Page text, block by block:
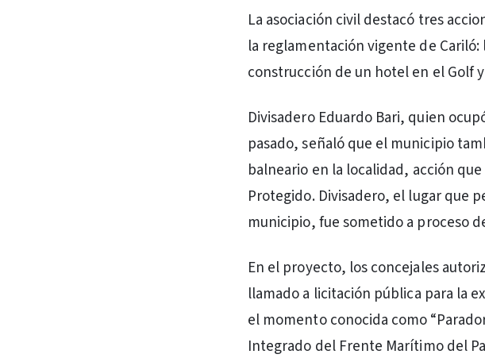
La asociación civil destacó tres
la reglamentación vigente de
construcción de un hotel en el Golf
Divisadero Eduardo Bari, quien
pasado, señaló que el municipio
balneario en la localidad, acción
Protegido. Divisadero, el lugar que
municipio, fue sometido a proceso
En el proyecto, los concejales
llamado a licitación pública para la
el momento conocida como
Integrado del Frente Marítimo del